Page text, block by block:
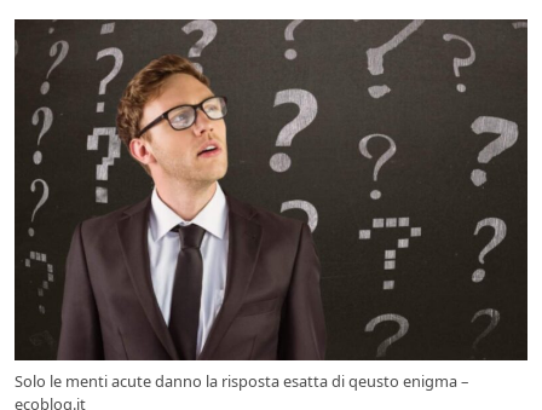
Solo le menti acute danno la risposta esatta di qeusto enigma –
ecoblog.it